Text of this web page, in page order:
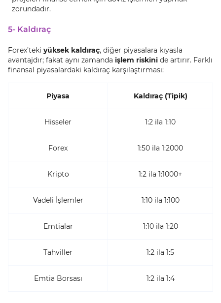
zorundadır.
5- Kaldıraç
Forex’teki yüksek kaldıraç, diğer piyasalara kıyasla
avantajdır; fakat aynı zamanda işlem riskini de artırır. Farklı
finansal piyasalardaki kaldıraç karşılaştırması:
Piyasa Kaldıraç (Tipik)
Hisseler 1:2 ila 1:10
Forex 1:50 ila 1:2000
Kripto 1:2 ila 1:1000+
Vadeli İşlemler 1:10 ila 1:100
Emtialar 1:10 ila 1:20
Tahviller 1:2 ila 1:5
Emtia Borsası 1:2 ila 1:4